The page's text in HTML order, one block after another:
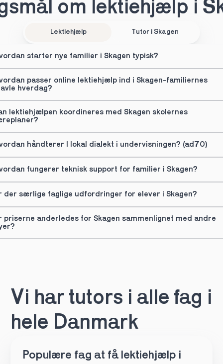
om lektiehjælp i
Lektiehjælp Tutor i Skagen
starter nye familier i Skagen typisk?
passer online lektiehjælp ind i Skagen-familiernes
hverdag?
lektiehjælpen koordineres med Skagen skolernes
håndterer I lokal dialekt i undervisningen? (ad70)
fungerer teknisk support for familier i Skagen?
der særlige faglige udfordringer for elever i Skagen?
priserne anderledes for Skagen sammenlignet med andre
Vi har tutors i alle fag i
hele Danmark
Populære fag at få lektiehjælp i